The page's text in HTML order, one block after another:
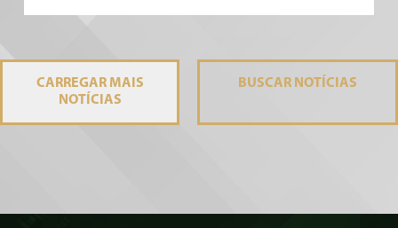
CARREGAR MAIS
NOTÍCIAS
BUSCAR NOTÍCIAS